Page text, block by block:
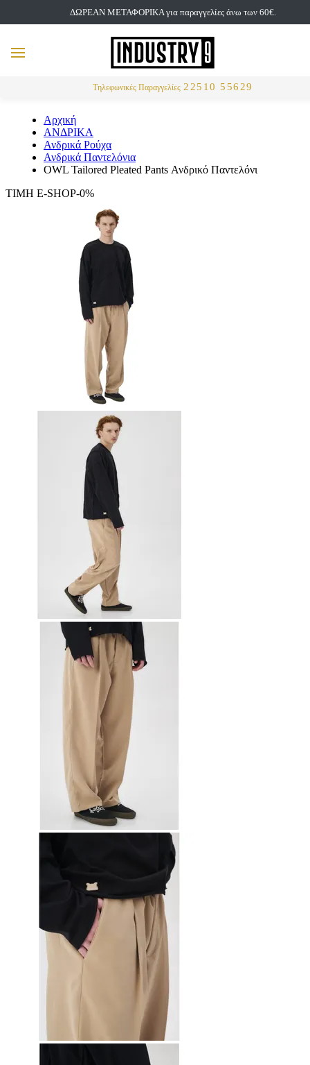
ΔΩΡΕΑΝ ΜΕΤΑΦΟΡΙΚΑ για παραγγελίες άνω των 60€.
Τηλεφωνικές Παραγγελίες 22510 55629
MENU
Αρχική
ΑΝΔΡΙΚΑ
Ανδρικά Ρούχα
Ανδρικά Παντελόνια
OWL Tailored Pleated Pants Ανδρικό Παντελόνι
ΤΙΜΗ E-SHOP-0%